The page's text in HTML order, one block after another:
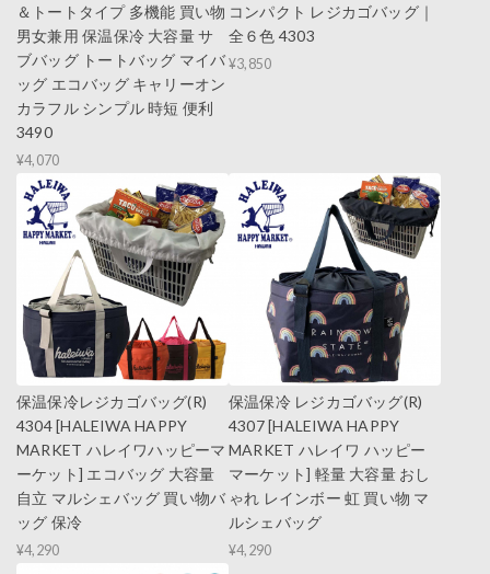
＆トートタイプ 多機能 買い物
男女兼用 保温保冷 大容量 サ
ブバッグ トートバッグ マイバ
ッグ エコバッグ キャリーオン
カラフル シンプル 時短 便利
3490
¥4,070
コンパクト レジカゴバッグ｜
全６色 4303
¥3,850
保温保冷レジカゴバッグ(R)
4304 [HALEIWA HAPPY
MARKET ハレイワハッピーマ
ーケット] エコバッグ 大容量
自立 マルシェバッグ 買い物バ
ッグ 保冷
¥4,290
保温保冷 レジカゴバッグ(R)
4307 [HALEIWA HAPPY
MARKET ハレイワ ハッピー
マーケット] 軽量 大容量 おし
ゃれ レインボー 虹 買い物 マ
ルシェバッグ
¥4,290